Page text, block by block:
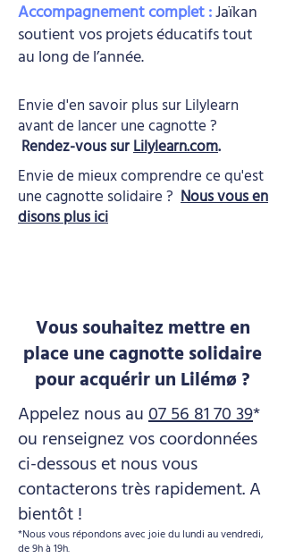
Accompagnement complet :Jaïkan
soutient vos projets éducatifs tout
au long de l’année.
Envie d'en savoir plus sur Lilylearn
avant de lancer une cagnotte ?
Rendez-vous surLilylearn.com.
Envie de mieux comprendre ce qu'est
une cagnotte solidaire ? Nous vous en
disons plus ici
Vous souhaitez mettre en
place une cagnotte solidaire
pour acquérir un Lilémø ?
Appelez nous au 07 56 81 70 39*
ou renseignez vos coordonnées
ci-dessous et nous vous
contacterons très rapidement. A
bientôt !
*Nous vous répondons avec joie du lundi au vendredi,
de 9h à 19h.